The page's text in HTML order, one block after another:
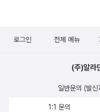
어 글·그림, 최윤정 옮김 /
김 / 바람의아이들 / 2008
토끼가 의심받게 되는.. 정
는 힘이 부족한 듯..(비니
많이 타는 아기 고슴도치
나게 되는 이야기다. 그것
넷, 나도 별 넷꼬마 곰과 작
김서정 옮김 / 웅진주니어(
로그인 전체 메뉴
(주)알라
일반문의 (발신
1:1 문의